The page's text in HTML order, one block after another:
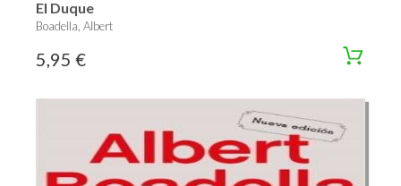
El Duque
Boadella, Albert
5,95 €